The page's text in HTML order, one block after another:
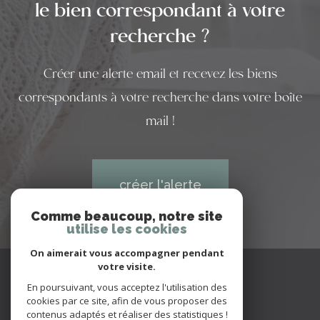
le bien correspondant à votre
recherche ?
Créer une alerte email et recevez les biens
correspondants à votre recherche dans votre boîte
mail !
créer l'alerte
Nous
suivre
Comme beaucoup, notre site
utilise les cookies
On aimerait vous accompagner pendant
votre visite.
En poursuivant, vous acceptez l'utilisation des
cookies par ce site, afin de vous proposer des
contenus adaptés et réaliser des statistiques !